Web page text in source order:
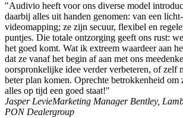
"Audivio heeft voor ons diverse model
daarbij alles uit handen genomen: van een
videomapping; ze zijn secuur, flexibel en
puntjes. Die totale ontzorging geeft ons rust:
het goed komt. Wat ik extreem waardeer aan
dat ze vanaf het begin af aan met ons
oorspronkelijke idee verder verbeteren, of zelf
beter plan komen. Oprechte betrokkenheid om
alles op tijd een goed staat!"
Jasper LevieMarketing Manager Bentley,
PON Dealergroup